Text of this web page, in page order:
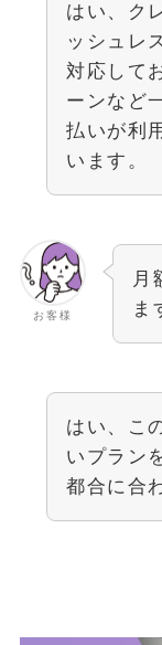
はい、ク
ッシュレ
対応して
ーンなど
払いが利
います。
お客様
月
ま
はい、こ
いプラン
都合に合